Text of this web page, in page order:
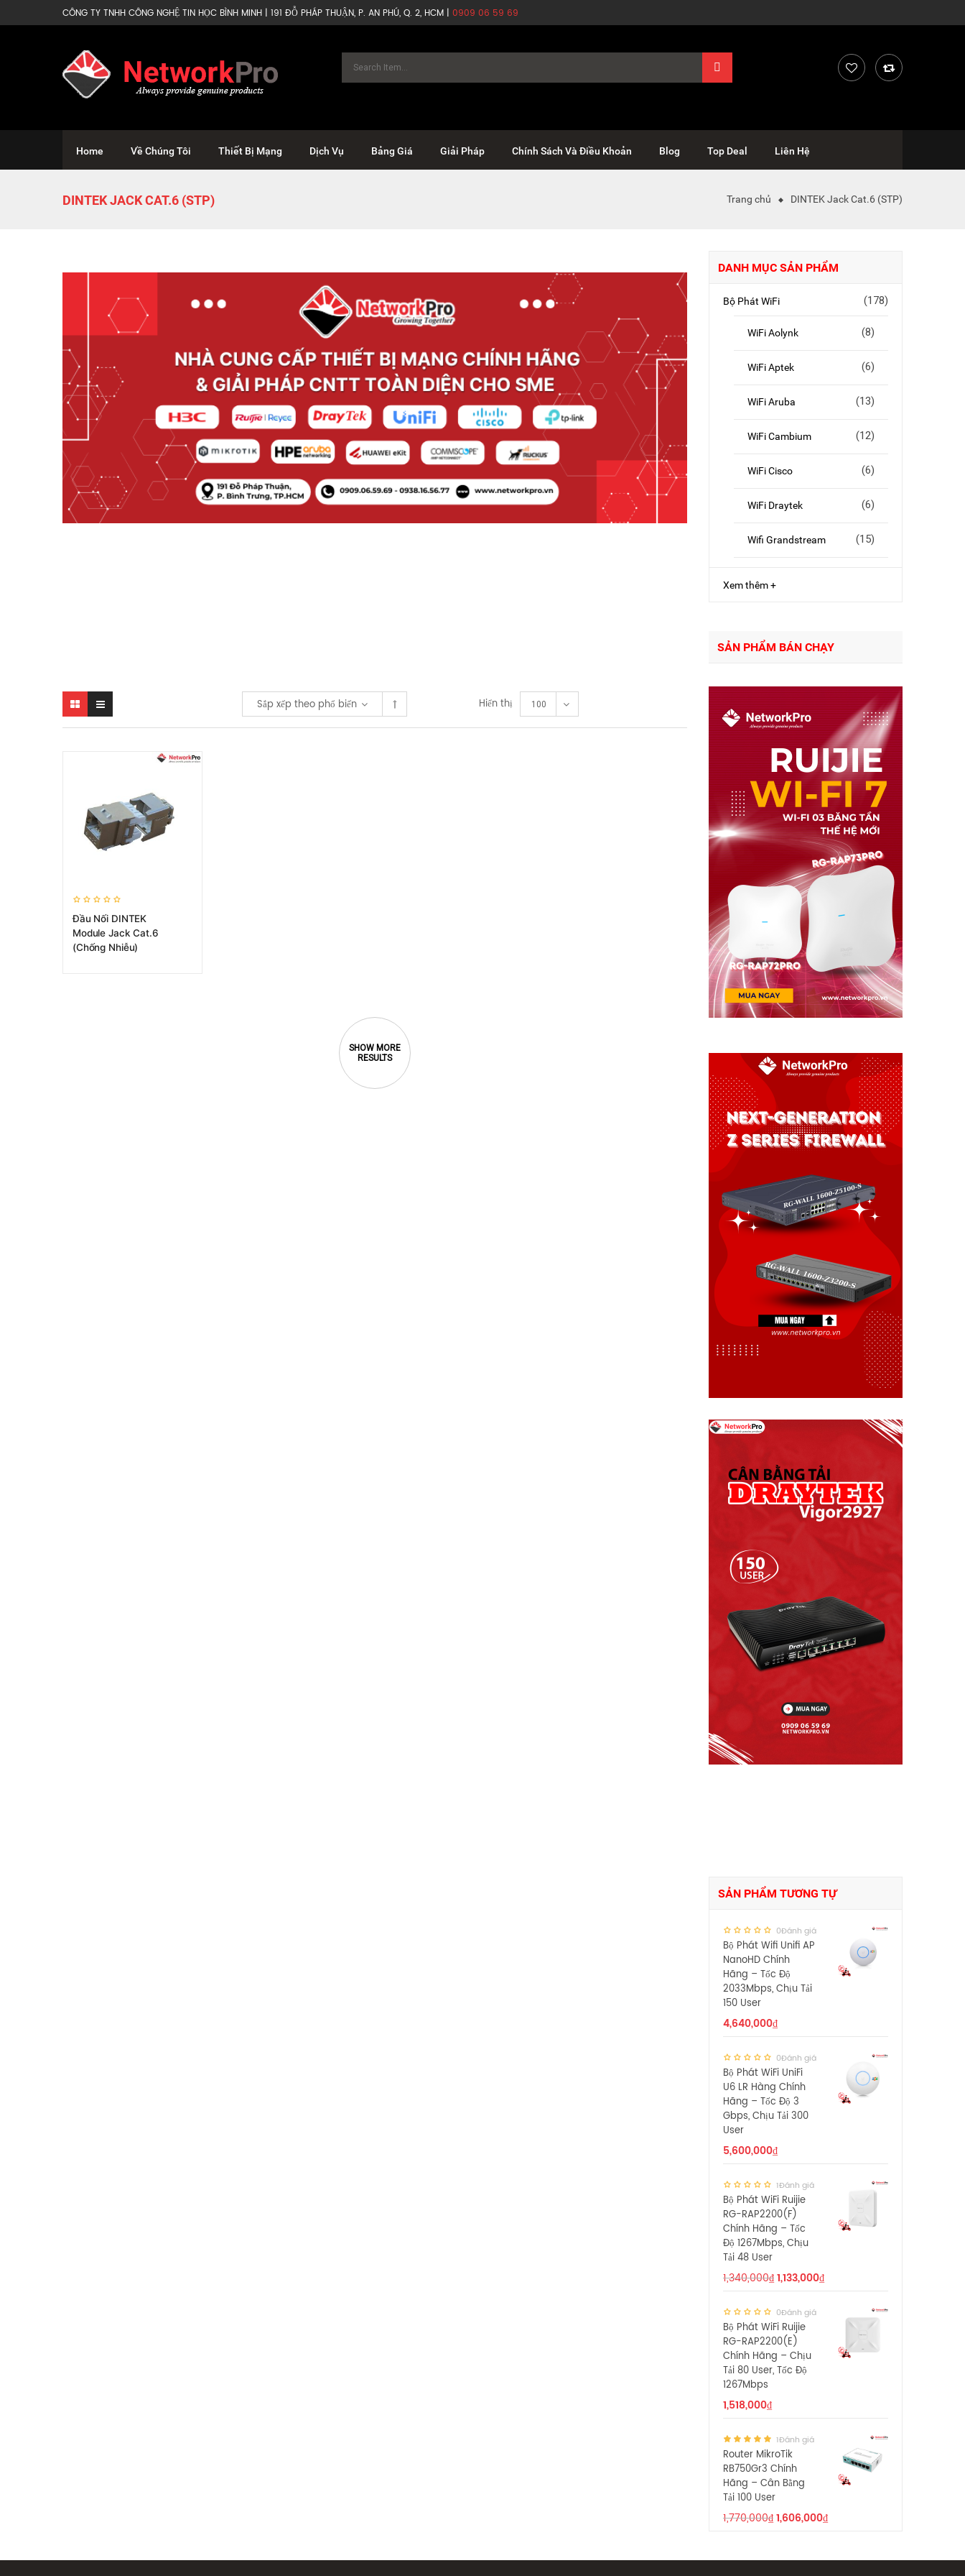
CÔNG TY TNHH CÔNG NGHỆ TIN HỌC BÌNH MINH | 191 ĐỖ PHÁP THUẬN, P. AN PHÚ, Q. 2, HCM | 0909 06 59 69
Home Về Chúng Tôi Thiết Bị Mạng Dịch Vụ Bảng Giá Giải Pháp Chính Sách Và Điều Khoản Blog Top Deal Liên Hệ
DINTEK JACK CAT.6 (STP) Trang chủ DINTEK Jack Cat.6 (STP)
Sắp xếp theo phổ biến Hiển thị 100
Đầu Nối DINTEK
Module Jack Cat.6
(chống Nhiễu)
DANH MỤC SẢN PHẨM
Bộ Phát WiFi (178)
WiFi Aolynk (8)
WiFi Aptek (6)
WiFi Aruba (13)
WiFi Cambium (12)
WiFi Cisco (6)
WiFi Draytek (6)
Wifi Grandstream (15)
Xem thêm +
SẢN PHẨM BÁN CHẠY
SẢN PHẨM TƯƠNG TỰ
0Đánh giá
Bộ Phát Wifi Unifi AP
NanoHD Chính
Hãng – Tốc Độ
2033Mbps, Chịu Tải
150 User
4,640,000₫
0Đánh giá
Bộ Phát WiFi UniFi
U6 LR Hàng Chính
Hãng – Tốc Độ 3
Gbps, Chịu Tải 300
User
5,600,000₫
1Đánh giá
Bộ Phát WiFi Ruijie
RG-RAP2200(F)
Chính Hãng – Tốc
Độ 1267Mbps, Chịu
Tải 48 User
1,340,000₫1,133,000₫
0Đánh giá
Bộ Phát WiFi Ruijie
RG-RAP2200(E)
Chính Hãng – Chịu
Tải 80 User, Tốc Độ
1267Mbps
1,518,000₫
1Đánh giá
Router MikroTik
RB750Gr3 Chính
Hãng – Cân Bằng
Tải 100 User
1,770,000₫1,606,000₫